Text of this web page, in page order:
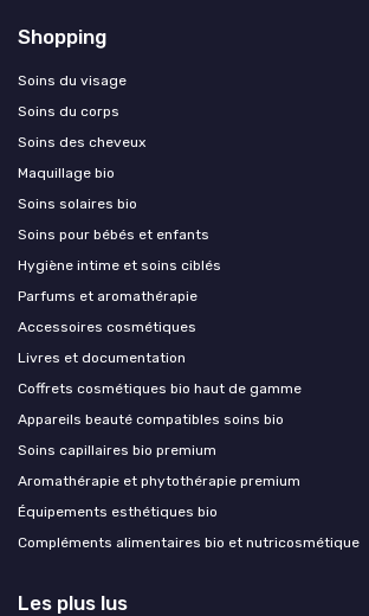
Shopping
Soins du visage
Soins du corps
Soins des cheveux
Maquillage bio
Soins solaires bio
Soins pour bébés et enfants
Hygiène intime et soins ciblés
Parfums et aromathérapie
Accessoires cosmétiques
Livres et documentation
Coffrets cosmétiques bio haut de gamme
Appareils beauté compatibles soins bio
Soins capillaires bio premium
Aromathérapie et phytothérapie premium
Équipements esthétiques bio
Compléments alimentaires bio et nutricosmétique
Les plus lus